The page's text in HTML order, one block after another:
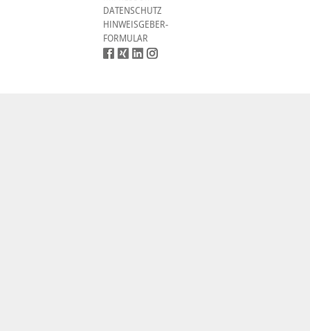
DATENSCHUTZ
HINWEISGEBER-
FORMULAR